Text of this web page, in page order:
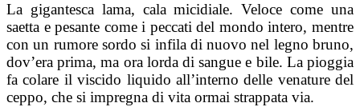
La gigantesca lama, cala micidiale. Veloce come una
saetta e pesante come i peccati del mondo intero, mentre
con un rumore sordo si infila di nuovo nel legno bruno,
dov’era prima, ma ora lorda di sangue e bile. La pioggia
fa colare il viscido liquido all’interno delle venature del
ceppo, che si impregna di vita ormai strappata via.